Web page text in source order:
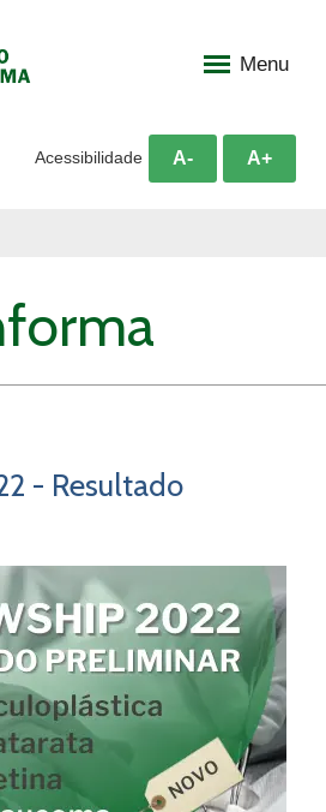
Menu
Acessibilidade A- A+
- Resultado